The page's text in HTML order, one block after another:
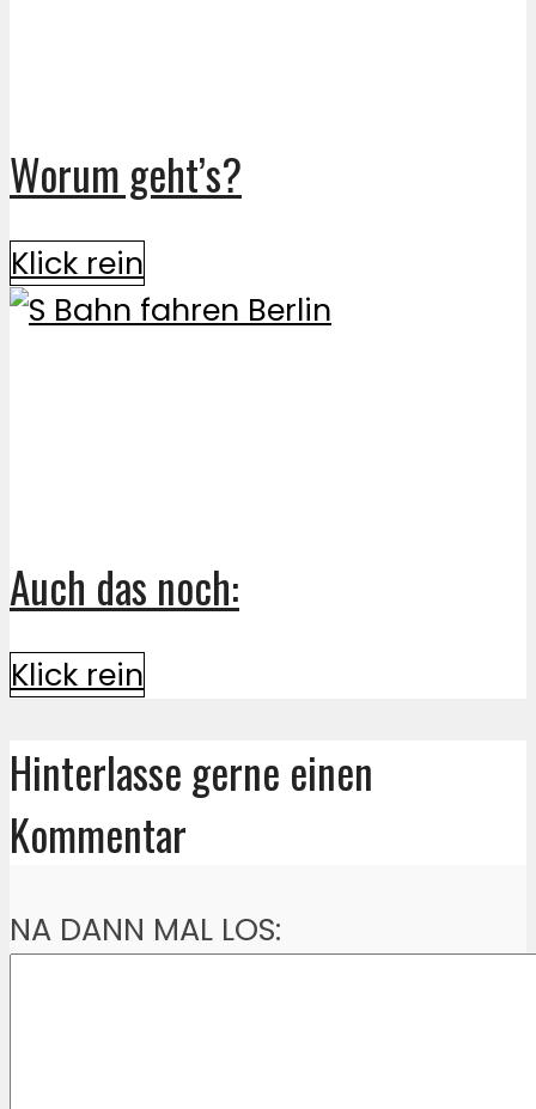
Worum geht’s?
Klick rein
Auch das noch:
Klick rein
Hinterlasse gerne einen
Kommentar
NA DANN MAL LOS: